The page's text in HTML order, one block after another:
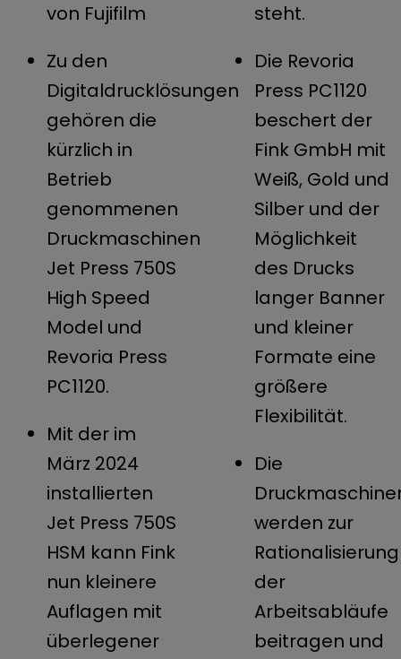
von Fujifilm
Zu den
Digitaldrucklösungen
gehören die
kürzlich in
Betrieb
genommenen
Druckmaschinen
Jet Press 750S
High Speed
Model und
Revoria Press
PC1120.
Mit der im
März 2024
installierten
Jet Press 750S
HSM kann Fink
nun kleinere
Auflagen mit
überlegener
steht.
Die Revoria
Press PC1120
beschert der
Fink GmbH mit
Weiß, Gold und
Silber und der
Möglichkeit
des Drucks
langer Banner
und kleiner
Formate eine
größere
Flexibilität.
Die
werden zur
Rationalisierung
der
Arbeitsabläufe
beitragen und